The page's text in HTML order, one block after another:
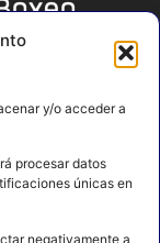
y/o acceder a
procesar datos
únicas en
negativamente a